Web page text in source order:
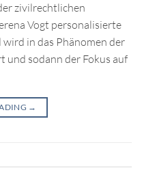
zivilrechtlichen
Vogt personalisierte
wird in das Phänomen der
und sodann der Fokus auf
→